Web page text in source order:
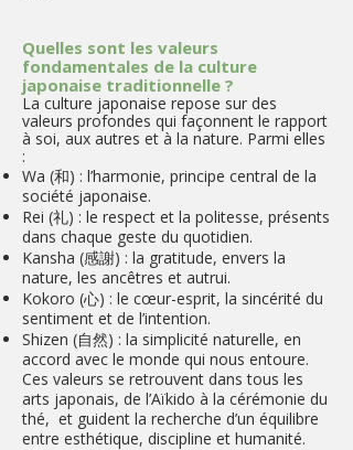
Quelles sont les valeurs
fondamentales de la culture
japonaise traditionnelle ?
​La culture japonaise repose sur des
valeurs profondes qui façonnent le rapport
à soi, aux autres et à la nature. Parmi elles
:
Wa (和) : l’harmonie, principe central de la
société japonaise.
Rei (礼) : le respect et la politesse, présents
dans chaque geste du quotidien.
Kansha (感謝) : la gratitude, envers la
nature, les ancêtres et autrui.
Kokoro (心) : le cœur-esprit, la sincérité du
sentiment et de l’intention.
Shizen (自然) : la simplicité naturelle, en
accord avec le monde qui nous entoure.
Ces valeurs se retrouvent dans tous les
arts japonais, de l’Aïkido à la cérémonie du
thé, et guident la recherche d’un équilibre
entre esthétique, discipline et humanité.